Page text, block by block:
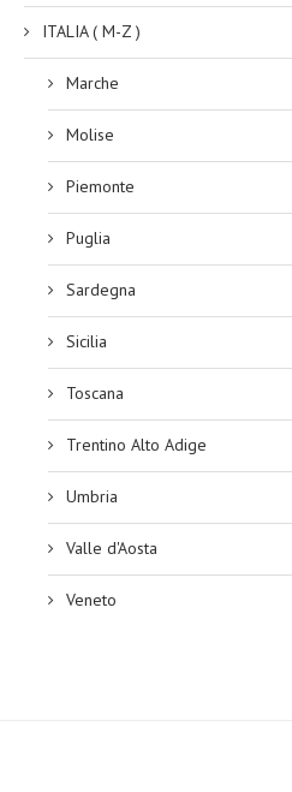
ITALIA ( M-Z )
Marche
Molise
Piemonte
Puglia
Sardegna
Sicilia
Toscana
Trentino Alto Adige
Umbria
Valle d'Aosta
Veneto